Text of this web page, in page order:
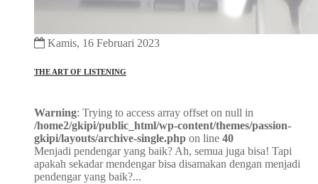
Kamis, 16 Februari 2023
THE ART OF LISTENING
Warning: Trying to access array offset on null in
/home2/gkipi/public_html/wp-content/themes/passion-
gkipi/layouts/archive-single.php on line 40
Menjadi pendengar yang baik? Ah, semua juga bisa! Tapi
apakah sekadar mendengar bisa disamakan dengan menjadi
pendengar yang baik?...